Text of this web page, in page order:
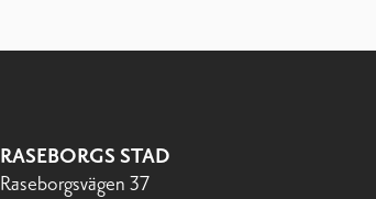
RASEBORGS STAD
Raseborgsvägen 37